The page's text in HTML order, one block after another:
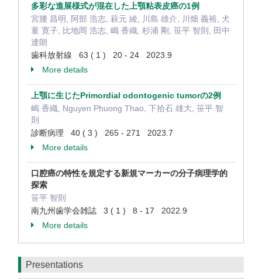
多彩な進展様式が混在した上顎粘表皮癌の1例
宮腰 昌明, 阿部 浩志, 萩元 綾, 川島 雄介, 川畑 義裕, 犬
童 寛子, 比地岡 浩志, 嶋 香織, 杉浦 剛, 笹平 智則, 田中
達朗
歯科放射線 63 ( 1 ) 20 - 24 2023.9
More details
上顎に生じたPrimordial odontogenic tumorの2例
嶋 香織, Nguyen Phuong Thao, 下拾石 雄大, 笹平 智
則
診断病理 40 ( 3 ) 265 - 271 2023.7
More details
口腔癌の特性を規定する新規マーカーの分子病理学的
探索
笹平 智則
南九州歯学会雑誌 3 ( 1 ) 8 - 17 2022.9
More details
Presentations